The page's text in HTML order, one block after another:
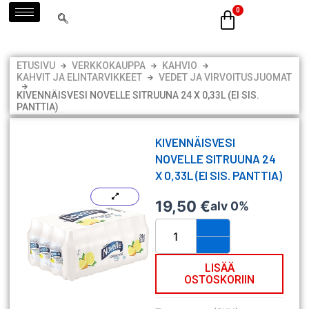
Siirry
sisältöön
ETUSIVU VERKKOKAUPPA
KAHVIO
KAHVIT JA ELINTARVIKKEET
VEDET JA VIRVOITUSJUOMAT
KIVENNÄISVESI NOVELLE SITRUUNA 24 X 0,33L (EI SIS.
PANTTIA)
KIVENNÄISVESI
NOVELLE SITRUUNA 24
X 0,33L (EI SIS. PANTTIA)
19,50€alv 0%
Kivennäisvesi
Novelle
sitruuna
0,33L
LISÄÄ
OSTOSKORIIN